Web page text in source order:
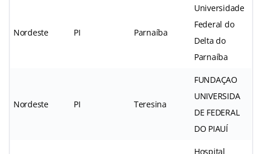
Nordeste PI Parnaíba
Universidade
Federal do
Delta do
Parnaíba
Nordeste PI Teresina
FUNDAÇAO
UNIVERSIDA
DE FEDERAL
DO PIAUÍ
Hospital